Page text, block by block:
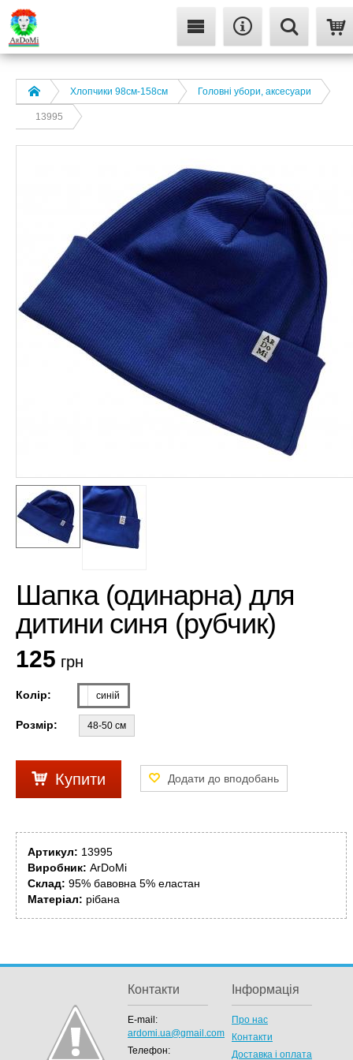
Хлопчики 98см-158см Головні убори, аксесуари
13995
Шапка (одинарна) для
дитини синя (рубчик)
125 грн
Колір: синій
Розмір: 48-50 см
Купити
Артикул: 13995
Виробник: ArDoMi
Склад: 95% бавовна 5% еластан
Матеріал: рібана
Контакти
E-mail:
ardomi.ua@gmail.com
Телефон:
Інформація
Про нас
Контакти
Доставка і оплата